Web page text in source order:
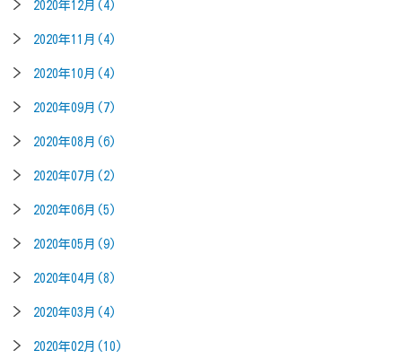
2020年12月(4)
2020年11月(4)
2020年10月(4)
2020年09月(7)
2020年08月(6)
2020年07月(2)
2020年06月(5)
2020年05月(9)
2020年04月(8)
2020年03月(4)
2020年02月(10)